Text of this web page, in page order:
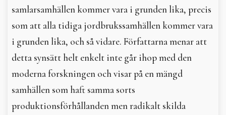
samlarsamhällen kommer vara i grunden lika, precis
som att alla tidiga jordbrukssamhällen kommer vara
i grunden lika, och så vidare. Författarna menar att
detta synsätt helt enkelt inte går ihop med den
moderna forskningen och visar på en mängd
samhällen som haft samma sorts
produktionsförhållanden men radikalt skilda